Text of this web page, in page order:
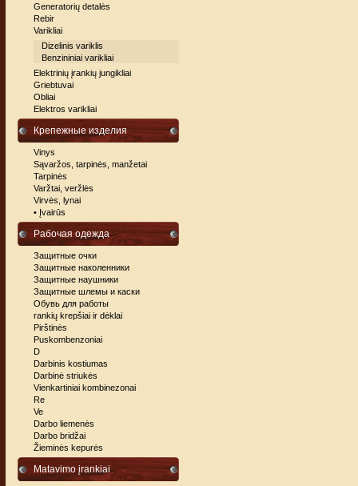
Generatorių detalės
Rebir
Varikliai
Dizelinis variklis
Benzininiai varikliai
Elektrinių įrankių jungikliai
Griebtuvai
Obliai
Elektros varikliai
Крепежные изделия
Vinys
Sąvaržos, tarpinės, manžetai
Tarpinės
Varžtai, veržlės
Virvės, lynai
• Įvairūs
Рабочая одежда
Защитные очки
Защитные наколенники
Защитные наушники
Защитные шлемы и каски
Обувь для работы
rankių krepšiai ir dėklai
Pirštinės
Puskombenzoniai
D
Darbinis kostiumas
Darbinė striukės
Vienkartiniai kombinezonai
Re
Ve
Darbo liemenės
Darbo bridžai
Žieminės kepurės
Matavimo įrankiai